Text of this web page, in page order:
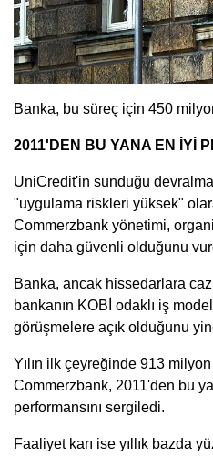
Banka, bu süreç için 450
2011'DEN BU YANA EN İYİ
UniCredit'in sunduğu
"uygulama riskleri yüksek"
Commerzbank yönetimi,
için daha güvenli olduğunu
Banka, ancak hissedarlara
bankanın KOBİ odaklı iş
görüşmelere açık olduğunu
Yılın ilk çeyreğinde 913
Commerzbank, 2011'den bu
performansını sergiledi.
Faaliyet karı ise yıllık bazda